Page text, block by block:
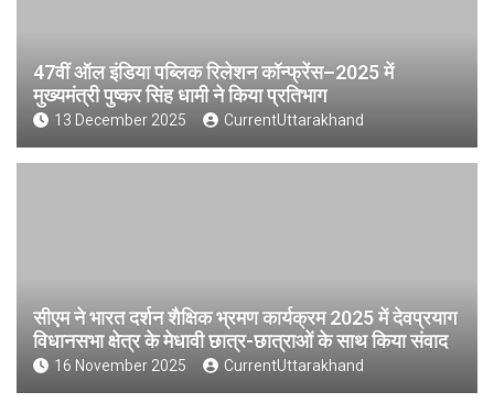
47वीं ऑल इंडिया पब्लिक रिलेशन कॉन्फ्रेंस–2025 में
मुख्यमंत्री पुष्कर सिंह धामी ने किया प्रतिभाग
13 December 2025 CurrentUttarakhand
सीएम ने भारत दर्शन शैक्षिक भ्रमण कार्यक्रम 2025 में देवप्रयाग
विधानसभा क्षेत्र के मेधावी छात्र-छात्राओं के साथ किया संवाद
16 November 2025 CurrentUttarakhand